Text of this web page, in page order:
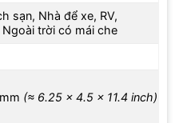
nhiệt độ hoạt động 8°C đến
trong mọi điều kiện. Chức
sạn, Nhà để xe, RV,
trời có mái che
(≈ 6.25 × 4.5 × 11.4 inch)